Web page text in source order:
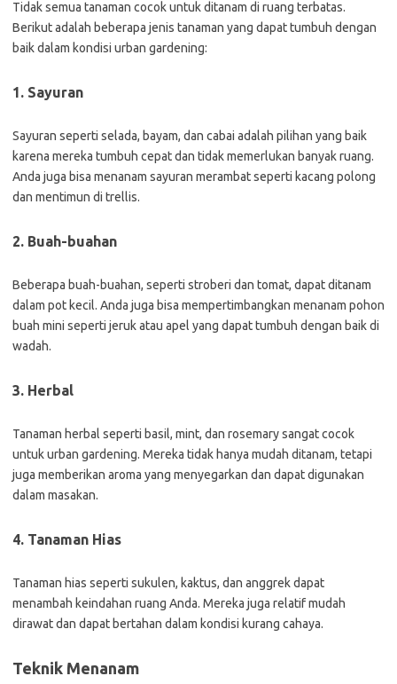
Tidak semua tanaman cocok untuk ditanam di ruang terbatas.
Berikut adalah beberapa jenis tanaman yang dapat tumbuh dengan
baik dalam kondisi urban gardening:
1. Sayuran
Sayuran seperti selada, bayam, dan cabai adalah pilihan yang baik
karena mereka tumbuh cepat dan tidak memerlukan banyak ruang.
Anda juga bisa menanam sayuran merambat seperti kacang polong
dan mentimun di trellis.
2. Buah-buahan
Beberapa buah-buahan, seperti stroberi dan tomat, dapat ditanam
dalam pot kecil. Anda juga bisa mempertimbangkan menanam pohon
buah mini seperti jeruk atau apel yang dapat tumbuh dengan baik di
wadah.
3. Herbal
Tanaman herbal seperti basil, mint, dan rosemary sangat cocok
untuk urban gardening. Mereka tidak hanya mudah ditanam, tetapi
juga memberikan aroma yang menyegarkan dan dapat digunakan
dalam masakan.
4. Tanaman Hias
Tanaman hias seperti sukulen, kaktus, dan anggrek dapat
menambah keindahan ruang Anda. Mereka juga relatif mudah
dirawat dan dapat bertahan dalam kondisi kurang cahaya.
Teknik Menanam